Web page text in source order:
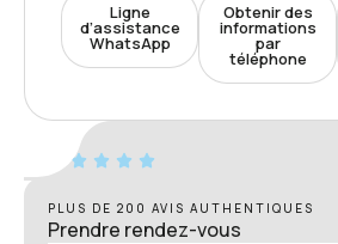
Ligne
d’assistance
WhatsApp
Obtenir des
informations
par
téléphone
PLUS DE 200 AVIS AUTHENTIQUES
Prendre rendez-vous